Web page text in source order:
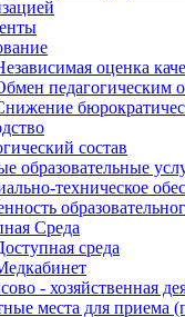
оценка
педагогическим
состав
образовательные
техническое
Среда
среда
- хозяйственная
места для приема